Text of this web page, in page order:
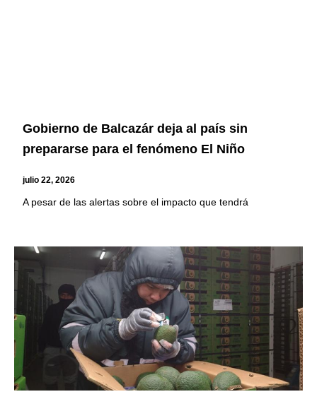
Gobierno de Balcazár deja al país sin
prepararse para el fenómeno El Niño
julio 22, 2026
A pesar de las alertas sobre el impacto que tendrá